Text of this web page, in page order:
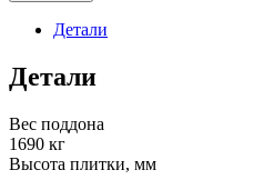
Детали
Детали
Вес поддона
1690 кг
Высота плитки, мм